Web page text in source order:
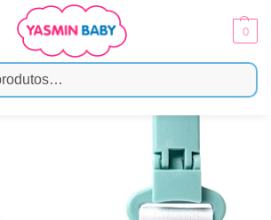
0
Prendedor De Chupeta